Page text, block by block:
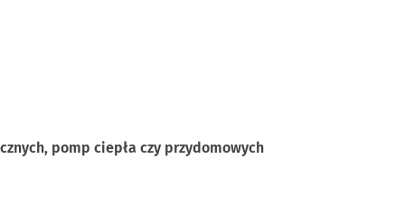
pomp ciepła czy przydomowych